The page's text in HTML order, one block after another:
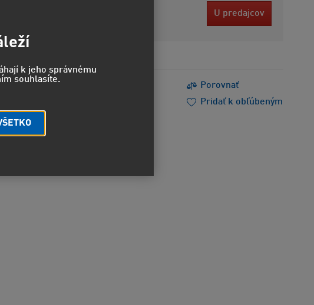
U predajcov
Porovnať
Pridať k obľúbeným
k jeho správnému
souhlasíte.